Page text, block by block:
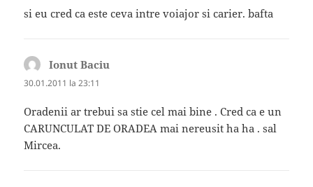
si eu cred ca este ceva intre voiajor si carier. bafta
Ionut Baciu
30.01.2011 la 23:11
Oradenii ar trebui sa stie cel mai bine . Cred ca e un
CARUNCULAT DE ORADEA mai nereusit ha ha . sal
Mircea.